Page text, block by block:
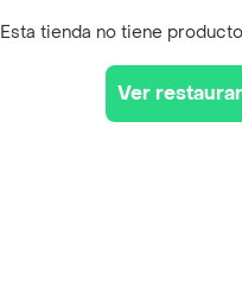
Esta tienda no tiene
Ver